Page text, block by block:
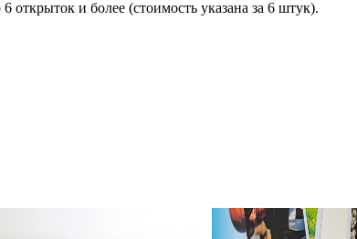
открыток и более (стоимость указана за 6 штук).